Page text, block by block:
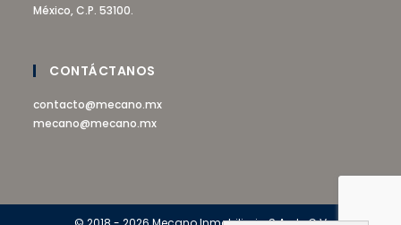
México, C.P. 53100.
CONTÁCTANOS
contacto@mecano.mx
mecano@mecano.mx